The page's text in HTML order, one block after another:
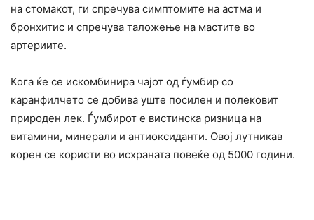
на стомакот, ги спречува симптомите на астма и
бронхитис и спречува таложење на мастите во
артериите.
Кога ќе се искомбинира чајот од ѓумбир со
каранфилчето се добива уште посилен и полековит
природен лек. Ѓумбирот е вистинска ризница на
витамини, минерали и антиоксиданти. Овој лутникав
корен се користи во исхраната повеќе од 5000 години.